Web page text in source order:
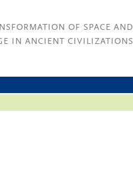
OF SPACE AND
IN ANCIENT CIVILIZATIONS